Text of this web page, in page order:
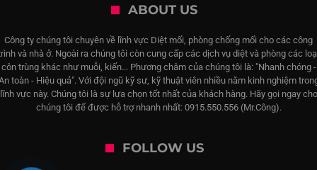
ABOUT US
Công ty chúng tôi chuyên về lĩnh vực Diệt mối, phòng chống mối cho các công
và nhà ở. Ngoài ra chúng tôi còn cung cấp các dịch vụ diệt và phòng các
côn trùng khác như muỗi, kiến... Phương châm của chúng tôi là: "Nhanh chóng -
toàn - Hiệu quả". Với đội ngũ kỹ sư, kỹ thuật viên nhiều năm kinh nghiệm
lĩnh vực này. Chúng tôi là sự lựa chọn tốt nhất của khách hàng. Hãy gọi ngay cho
chúng tôi để được hỗ trợ nhanh nhất: 0915.550.556 (Mr.Công).
FOLLOW US